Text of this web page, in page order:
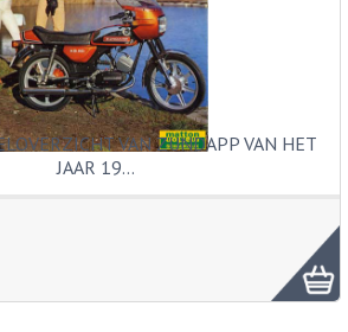
E10
BA15S
BAX15D
BAY15D
VAN ZUNDAPP VAN HET
JAAR 19…